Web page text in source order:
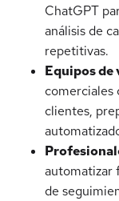
ChatGPT
análisis de
repetitivas.
Equipos de
comerciales
clientes,
automatizar
de